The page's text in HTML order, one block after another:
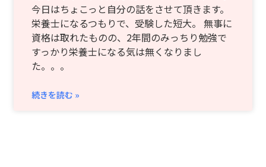
今日はちょこっと自分の話をさせて頂きます。
栄養士になるつもりで、受験した短大。 無事に
資格は取れたものの、2年間のみっちり勉強で
すっかり栄養士になる気は無くなりまし
た。。。
続きを読む »